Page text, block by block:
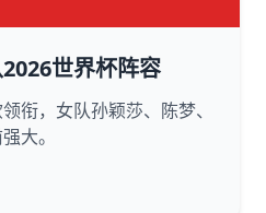
世界杯阵容
衔，女队孙颖莎、陈梦、
大。